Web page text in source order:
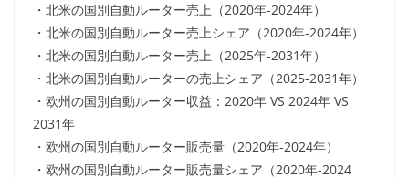
・北米の国別自動ルーター売上（2020年-2024年）
・北米の国別自動ルーター売上シェア（2020年-2024年）
・北米の国別自動ルーター売上（2025年-2031年）
・北米の国別自動ルーターの売上シェア（2025-2031年）
・欧州の国別自動ルーター収益：2020年 VS 2024年 VS
2031年
・欧州の国別自動ルーター販売量（2020年-2024年）
・欧州の国別自動ルーター販売量シェア（2020年-2024